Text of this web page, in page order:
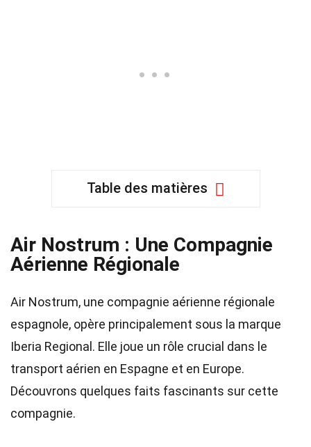
Table des matières
Air Nostrum : Une Compagnie
Aérienne Régionale
Air Nostrum, une compagnie aérienne régionale
espagnole, opère principalement sous la marque
Iberia Regional. Elle joue un rôle crucial dans le
transport aérien en Espagne et en Europe.
Découvrons quelques faits fascinants sur cette
compagnie.